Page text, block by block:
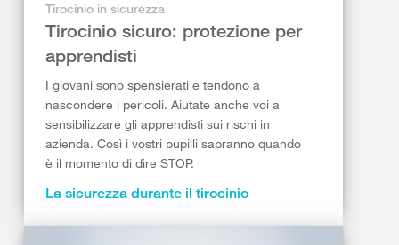
Tirocinio in sicurezza
Tirocinio sicuro: protezione per
apprendisti
I giovani sono spensierati e tendono a
nascondere i pericoli. Aiutate anche voi a
sensibilizzare gli apprendisti sui rischi in
azienda. Così i vostri pupilli sapranno quando
è il momento di dire STOP.
La sicurezza durante il tirocinio